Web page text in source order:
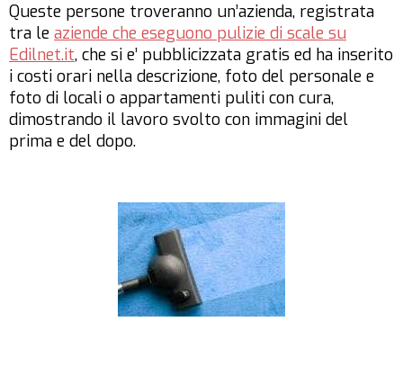
Queste persone troveranno un’azienda, registrata
tra le aziende che eseguono pulizie di scale su
Edilnet.it, che si e’ pubblicizzata gratis ed ha inserito
i costi orari nella descrizione, foto del personale e
foto di locali o appartamenti puliti con cura,
dimostrando il lavoro svolto con immagini del
prima e del dopo.